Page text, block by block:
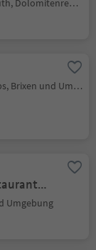
Seiseralm, Kastelruth, Dolomitenregion Seiser Alm
Schabs, Natz-Schabs, Brixen und Umgebung
Umgebung